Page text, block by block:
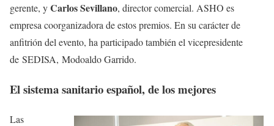
gerente, yCarlos Sevillano, director comercial. ASHO es
empresa coorganizadora de estos premios. En su carácter de
anfitrión del evento, ha participado también el vicepresidente
de SEDISA, Modoaldo Garrido.
El sistema sanitario español, de los mejores
Las